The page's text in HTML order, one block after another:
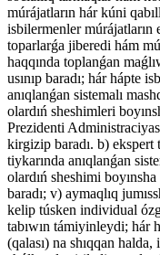
múrájatların hár kúni
isbilermenler múrájatların
toparlarǵa jiberedi hám
haqqında toplanǵan
usınıp baradı; hár hápte
anıqlanǵan sistemalı
olardıń sheshimleri
Prezidenti
kirgizip baradı. b) ekspert
tiykarında anıqlanǵan
olardıń sheshimi
baradı; v) aymaqlıq
kelip túsken individual
tabıwın támiyinleydi; hár
(qalası) na shıqqan